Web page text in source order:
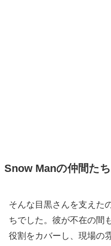
Snow Manの仲間た
そんな目黒さんを支えた
ちでした。彼が不在の間
役割をカバーし、現場の